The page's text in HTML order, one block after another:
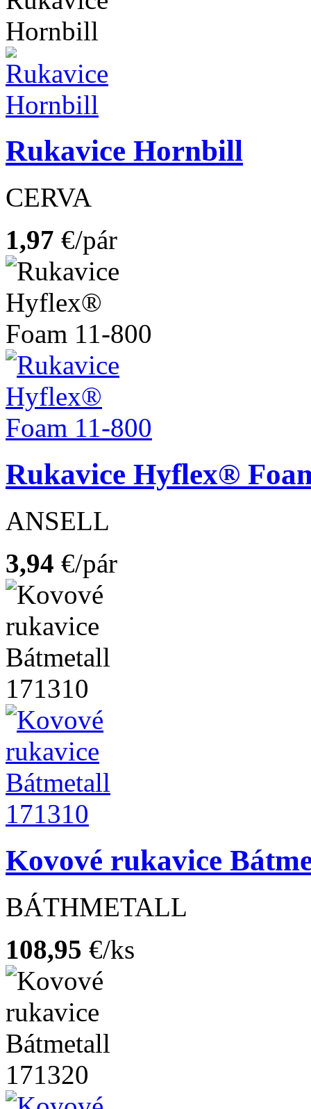
Rukavice Hornbill
CERVA
1,97 €/pár
Rukavice Hyflex®
ANSELL
3,94 €/pár
Kovové rukavice
BÁTHMETALL
108,95 €/ks